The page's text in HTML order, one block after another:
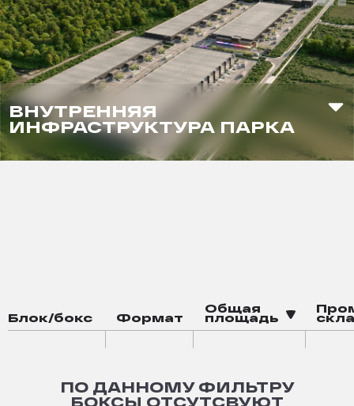
ВНУТРЕННЯЯ
ИНФРАСТРУКТУРА ПАРКА
падел-корт
баскетбольная площадка
робот-мойка
Блок/бокс Формат
Общая
площадь
ПО ДАННОМУ ФИЛЬТРУ
БОКСЫ ОТСУТСВУЮТ